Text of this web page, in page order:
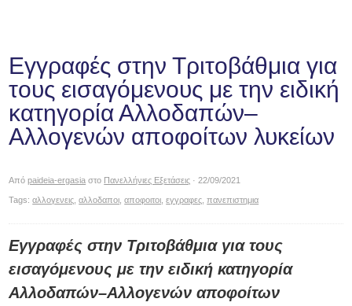
Εγγραφές στην Τριτοβάθμια για
τους εισαγόμενους με την ειδική
κατηγορία Αλλοδαπών–
Αλλογενών αποφοίτων λυκείων
Απόpaideia-ergasia στο Πανελλήνιες Εξετάσεις · 22/09/2021
Tags:αλλογενεις ,αλλοδαποι ,αποφοιτοι ,εγγραφες ,πανεπιστημια
Εγγραφές στην Τριτοβάθμια για τους
εισαγόμενους με την ειδική κατηγορία
Αλλοδαπών–Αλλογενών αποφοίτων